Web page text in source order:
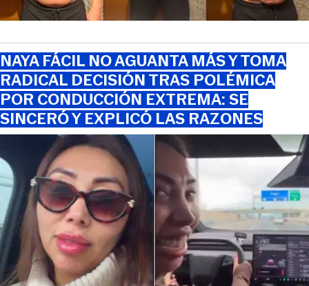
NAYA FÁCIL NO AGUANTA MÁS Y TOMA
RADICAL DECISIÓN TRAS POLÉMICA
POR CONDUCCIÓN EXTREMA: SE
SINCERÓ Y EXPLICÓ LAS RAZONES